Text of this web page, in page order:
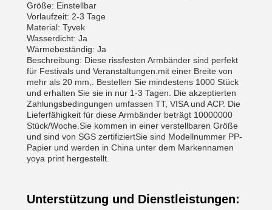
Größe: Einstellbar
Vorlaufzeit: 2-3 Tage
Material: Tyvek
Wasserdicht: Ja
Wärmebeständig: Ja
Beschreibung: Diese rissfesten Armbänder sind perfekt
für Festivals und Veranstaltungen.mit einer Breite von
mehr als 20 mm,. Bestellen Sie mindestens 1000 Stück
und erhalten Sie sie in nur 1-3 Tagen. Die akzeptierten
Zahlungsbedingungen umfassen TT, VISA und ACP. Die
Lieferfähigkeit für diese Armbänder beträgt 10000000
Stück/Woche.Sie kommen in einer verstellbaren Größe
und sind von SGS zertifiziertSie sind Modellnummer PP-
Papier und werden in China unter dem Markennamen
yoya print hergestellt.
Unterstützung und Dienstleistungen: